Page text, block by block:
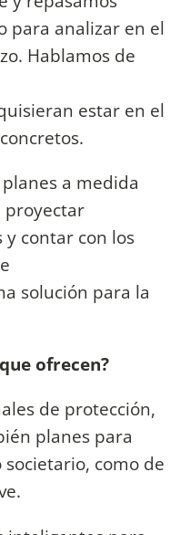
para analizar en el
Hablamos de
estar en el
a medida
proyectar
contar con los
solución para la
ofrecen?
de protección,
planes para
como de